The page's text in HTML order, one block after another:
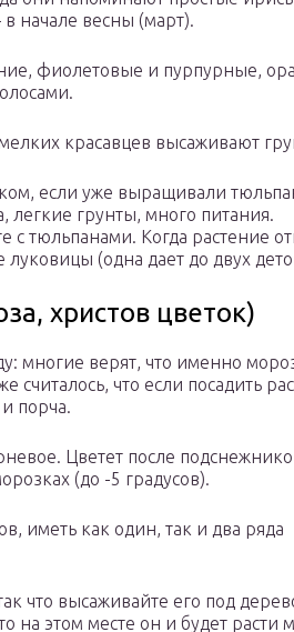
начале весны (март).
фиолетовые и пурпурные,
красавцев высаживают
если уже выращивали
легкие грунты, много питания.
тюльпанами. Когда растение
(одна дает до двух
христов цветок)
многие верят, что именно
считалось, что если посадить
порча.
Цветет после
(до -5 градусов).
иметь как один, так и два ряда
что высаживайте его под
на этом месте он и будет расти